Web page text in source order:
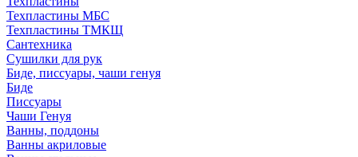
Техпластины МБС
Техпластины ТМКЩ
Сантехника
Сушилки для рук
Биде, писсуары, чаши генуя
Биде
Писсуары
Чаши Генуя
Ванны, поддоны
Ванны акриловые